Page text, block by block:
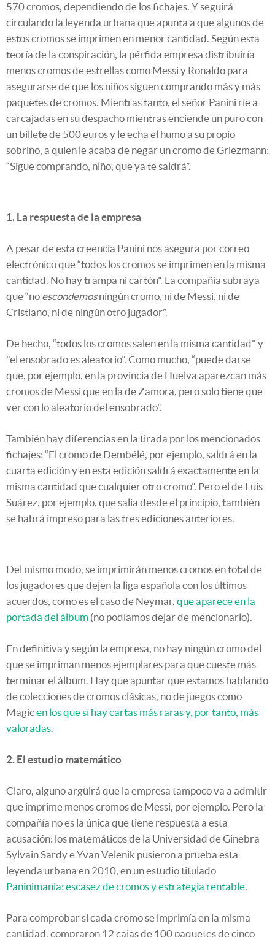
570 cromos, dependiendo de los fichajes. Y seguirá
circulando la leyenda urbana que apunta a que algunos de
estos cromos se imprimen en menor cantidad. Según esta
teoría de la conspiración, la pérfida empresa distribuiría
menos cromos de estrellas como Messi y Ronaldo para
asegurarse de que los niños siguen comprando más y más
paquetes de cromos. Mientras tanto, el señor Panini ríe a
carcajadas en su despacho mientras enciende un puro con
un billete de 500 euros y le echa el humo a su propio
sobrino, a quien le acaba de negar un cromo de Griezmann:
“Sigue comprando, niño, que ya te saldrá”.
1. La respuesta de la empresa
A pesar de esta creencia Panini nos asegura por correo
electrónico que “todos los cromos se imprimen en la misma
cantidad. No hay trampa ni cartón”. La compañía subraya
que “no escondemosningún cromo, ni de Messi, ni de
Cristiano, ni de ningún otro jugador”.
De hecho, “todos los cromos salen en la misma cantidad" y
"el ensobrado es aleatorio”. Como mucho, “puede darse
que, por ejemplo, en la provincia de Huelva aparezcan más
cromos de Messi que en la de Zamora, pero solo tiene que
ver con lo aleatorio del ensobrado”.
También hay diferencias en la tirada por los mencionados
fichajes: “El cromo de Dembélé, por ejemplo, saldrá en la
cuarta edición y en esta edición saldrá exactamente en la
misma cantidad que cualquier otro cromo”. Pero el de Luis
Suárez, por ejemplo, que salía desde el principio, también
se habrá impreso para las tres ediciones anteriores.
Del mismo modo, se imprimirán menos cromos en total de
los jugadores que dejen la liga española con los últimos
acuerdos, como es el caso de Neymar, que aparece en la
portada del álbum (no podíamos dejar de mencionarlo).
En definitiva y según la empresa, no hay ningún cromo del
que se impriman menos ejemplares para que cueste más
terminar el álbum. Hay que apuntar que estamos hablando
de colecciones de cromos clásicas, no de juegos como
Magicen los que sí hay cartas más raras y, por tanto, más
valoradas.
2. El estudio matemático
Claro, alguno argüirá que la empresa tampoco va a admitir
que imprime menos cromos de Messi, por ejemplo. Pero la
compañía no es la única que tiene respuesta a esta
acusación: los matemáticos de la Universidad de Ginebra
Sylvain Sardy e Yvan Velenik pusieron a prueba esta
leyenda urbana en 2010, en un estudio titulado
Paninimania: escasez de cromos y estrategia rentable.
Para comprobar si cada cromo se imprimía en la misma
cantidad, compraron 12 cajas de 100 paquetes de cinco